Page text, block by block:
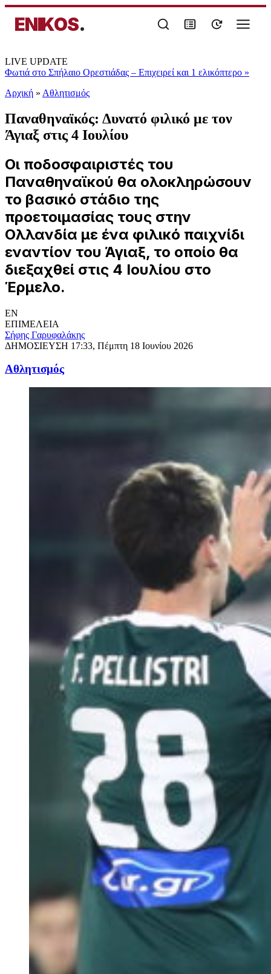
ENIKOS.
LIVE UPDATE
Φωτιά στο Σπήλαιο Ορεστιάδας – Επιχειρεί και 1 ελικόπτερο »
Αρχική » Αθλητισμός
Παναθηναϊκός: Δυνατό φιλικό με τον
Άγιαξ στις 4 Ιουλίου
Οι ποδοσφαιριστές του
Παναθηναϊκού θα ολοκληρώσουν
το βασικό στάδιο της
προετοιμασίας τους στην
Ολλανδία με ένα φιλικό παιχνίδι
εναντίον του Άγιαξ, το οποίο θα
διεξαχθεί στις 4 Ιουλίου στο
Έρμελο.
EN
ΕΠΙΜΕΛΕΙΑ
Σήφης Γαρυφαλάκης
ΔΗΜΟΣΙΕΥΣΗ 17:33, Πέμπτη 18 Ιουνίου 2026
Αθλητισμός